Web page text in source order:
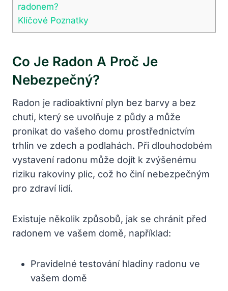
radonem?
Klíčové Poznatky
Co Je Radon A Proč Je
Nebezpečný?
Radon je radioaktivní plyn bez barvy a bez
chuti, který se uvolňuje z půdy a může
pronikat do vašeho domu prostřednictvím
trhlin ve zdech a podlahách. Při dlouhodobém
vystavení radonu může dojít k zvýšenému
riziku rakoviny plic, což ho činí nebezpečným
pro zdraví lidí.
Existuje několik způsobů, jak se chránit před
radonem ve vašem domě, například:
Pravidelné testování hladiny radonu ve
vašem domě